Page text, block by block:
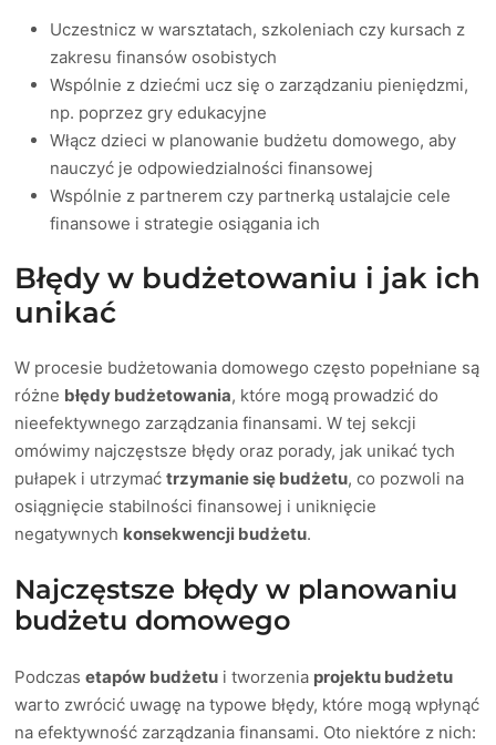
Uczestnicz w warsztatach, szkoleniach czy kursach z
zakresu finansów osobistych
Wspólnie z dziećmi ucz się o zarządzaniu pieniędzmi,
np. poprzez gry edukacyjne
Włącz dzieci w planowanie budżetu domowego, aby
nauczyć je odpowiedzialności finansowej
Wspólnie z partnerem czy partnerką ustalajcie cele
finansowe i strategie osiągania ich
Błędy w budżetowaniu i jak ich
unikać
W procesie budżetowania domowego często popełniane są
różne błędy budżetowania, które mogą prowadzić do
nieefektywnego zarządzania finansami. W tej sekcji
omówimy najczęstsze błędy oraz porady, jak unikać tych
pułapek i utrzymaćtrzymanie się budżetu, co pozwoli na
osiągnięcie stabilności finansowej i uniknięcie
negatywnych konsekwencji budżetu.
Najczęstsze błędy w planowaniu
budżetu domowego
Podczasetapów budżetu i tworzenia projektu budżetu
warto zwrócić uwagę na typowe błędy, które mogą wpłynąć
na efektywność zarządzania finansami. Oto niektóre z nich: